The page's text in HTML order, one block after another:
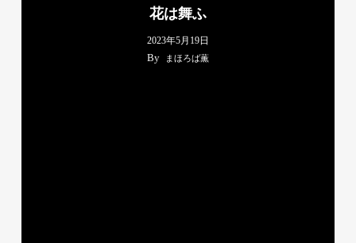
花は舞ふ
2023年5月19日
By まほろば薫